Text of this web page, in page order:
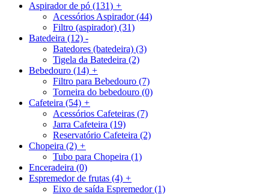
Aspirador de pó (131) +
Acessórios Aspirador(44)
Filtro (aspirador) (31)
Batedeira (12) -
Batedores (batedeira) (3)
Tigela da Batedeira (2)
Bebedouro (14) +
Filtro para Bebedouro (7)
Torneira do bebedouro (0)
Cafeteira (54) +
Acessórios Cafeteiras (7)
Jarra Cafeteira (19)
Reservatório Cafeteira (2)
Chopeira (2) +
Tubo para Chopeira (1)
Enceradeira (0)
Espremedor de frutas (4) +
Eixo de saída Espremedor(1)